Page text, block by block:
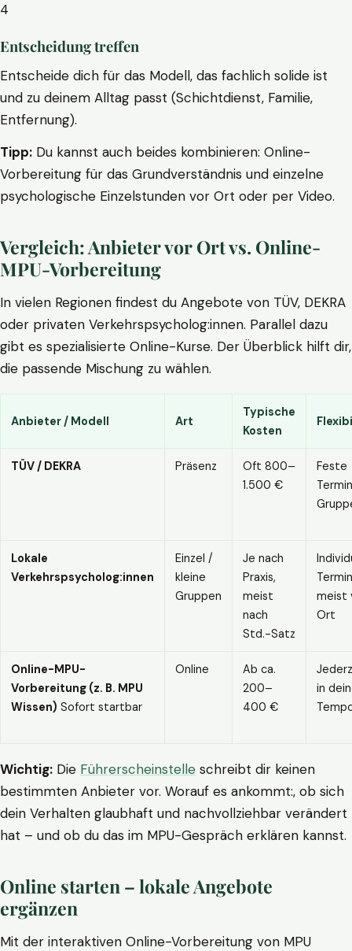
4
Entscheidung treffen
Entscheide dich für das Modell, das fachlich solide ist
und zu deinem Alltag passt (Schichtdienst, Familie,
Entfernung).
Tipp: Du kannst auch beides kombinieren: Online-
Vorbereitung für das Grundverständnis und einzelne
psychologische Einzelstunden vor Ort oder per Video.
Vergleich: Anbieter vor Ort vs. Online-
MPU-Vorbereitung
In vielen Regionen findest du Angebote von TÜV, DEKRA
oder privaten Verkehrspsycholog:innen. Parallel dazu
gibt es spezialisierte Online-Kurse. Der Überblick hilft dir,
die passende Mischung zu wählen.
Anbieter / Modell Art
Typische
Kosten
TÜV / DEKRA Präsenz
Oft 800–
1.500 €
Feste
Lokale
Verkehrspsycholog:innen
Einzel /
kleine
Gruppen
Je nach
Praxis,
meist
nach
Std.-Satz
meist
Ort
Online-MPU-
Vorbereitung (z. B. MPU
Wissen) Sofort startbar
Online
Ab ca.
200–
400 €
in
Wichtig: Die Führerscheinstelle schreibt dir keinen
bestimmten Anbieter vor. Worauf es ankommt:, ob sich
dein Verhalten glaubhaft und nachvollziehbar verändert
hat – und ob du das im MPU-Gespräch erklären kannst.
Online starten – lokale Angebote
ergänzen
Mit der interaktiven Online-Vorbereitung von MPU